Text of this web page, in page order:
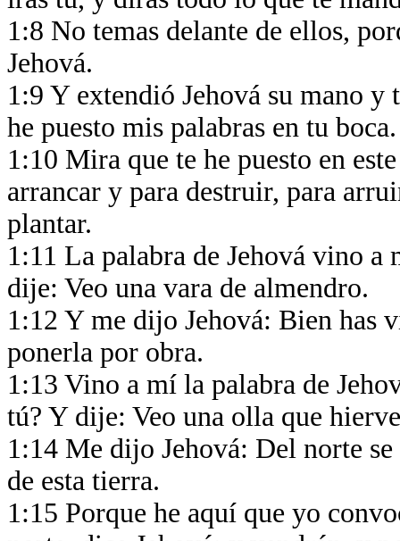
1:8 No temas delante de ellos,
Jehová.
1:9 Y extendió Jehová su mano
he puesto mis palabras en tu
1:10 Mira que te he puesto en
arrancar y para destruir, para
plantar.
1:11 La palabra de Jehová vino a
dije: Veo una vara de almendro.
1:12 Y me dijo Jehová: Bien has
ponerla por obra.
1:13 Vino a mí la palabra de
tú? Y dije: Veo una olla que
1:14 Me dijo Jehová: Del norte
de esta tierra.
1:15 Porque he aquí que yo